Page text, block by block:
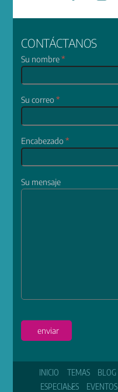
CONTÁCTANOS
Su nombre*
Su correo*
Encabezado*
Su mensaje
enviar
INICIO TEMAS BLOG
ESPECIALES
EVENTOS